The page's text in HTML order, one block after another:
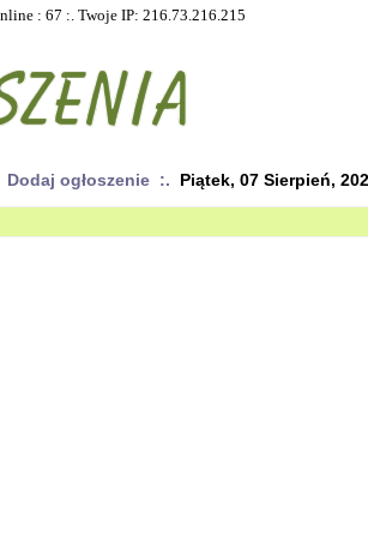
: 67 :. Twoje IP: 216.73.216.215
Dodaj ogłoszenie :. Piątek, 07 Sierpień,